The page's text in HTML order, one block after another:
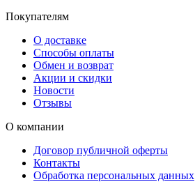
Покупателям
О доставке
Способы оплаты
Обмен и возврат
Акции и скидки
Новости
Отзывы
О компании
Договор публичной оферты
Контакты
Обработка персональных данных